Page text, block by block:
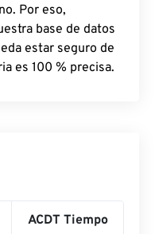
Por eso,
base de datos
estar seguro de
es 100 % precisa.
ACDT Tiempo